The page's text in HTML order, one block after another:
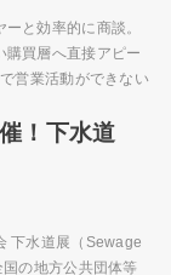
と効率的に商談。
購買層へ直接アピー
営業活動ができない
！下水道
下水道展（Sewage
の地方公共団体等